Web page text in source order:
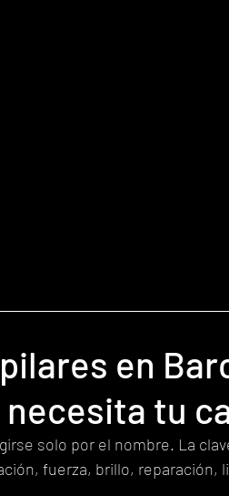
en
tu
solo por el nombre. La
fuerza, brillo, reparación,